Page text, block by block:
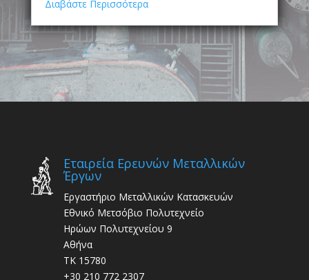
Διαβάστε Περισσότερα
Εταιρεία Ερευνών Μεταλλικών
Έργων
Εργαστήριο Μεταλλικών Κατασκευών
Εθνικό Μετσόβιο Πολυτεχνείο
Ηρώων Πολυτεχνείου 9
Αθήνα
ΤΚ 15780
+30 210 772 2307